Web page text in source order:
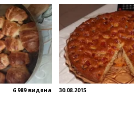
6 989 видяна 30.08.2015